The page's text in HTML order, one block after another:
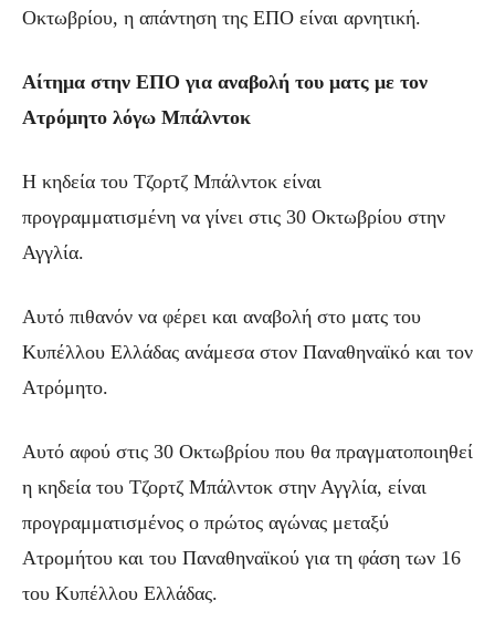
Οκτωβρίου, η απάντηση της ΕΠΟ είναι αρνητική.
Αίτημα στην ΕΠΟ για αναβολή του ματς με τον
Ατρόμητο λόγω Μπάλντοκ
Η κηδεία του Τζορτζ Μπάλντοκ είναι
προγραμματισμένη να γίνει στις 30 Οκτωβρίου στην
Αγγλία.
Αυτό πιθανόν να φέρει και αναβολή στο ματς του
Κυπέλλου Ελλάδας ανάμεσα στον Παναθηναϊκό και τον
Ατρόμητο.
Αυτό αφού στις 30 Οκτωβρίου που θα πραγματοποιηθεί
η κηδεία του Τζορτζ Μπάλντοκ στην Αγγλία, είναι
προγραμματισμένος ο πρώτος αγώνας μεταξύ
Ατρομήτου και του Παναθηναϊκού για τη φάση των 16
του Κυπέλλου Ελλάδας.